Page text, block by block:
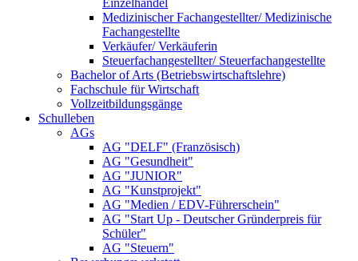
Einzelhandel
Medizinischer Fachangestellter/ Medizinische
Fachangestellte
Verkäufer/ Verkäuferin
Steuerfachangestellter/ Steuerfachangestellte
Bachelor of Arts (Betriebswirtschaftslehre)
Fachschule für Wirtschaft
Vollzeitbildungsgänge
Schulleben
AGs
AG "DELF" (Französisch)
AG "Gesundheit"
AG "JUNIOR"
AG "Kunstprojekt"
AG "Medien / EDV-Führerschein"
AG "Start Up - Deutscher Gründerpreis für
Schüler"
AG "Steuern"